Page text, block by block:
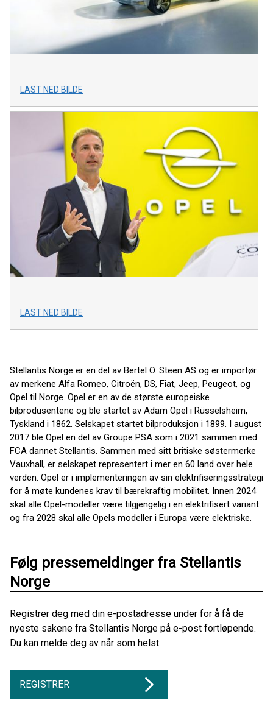
LAST NED BILDE
LAST NED BILDE
Stellantis Norge er en del av Bertel O. Steen AS og er importør
av merkene Alfa Romeo, Citroën, DS, Fiat, Jeep, Peugeot, og
Opel til Norge. Opel er en av de største europeiske
bilprodusentene og ble startet av Adam Opel i Rüsselsheim,
Tyskland i 1862. Selskapet startet bilproduksjon i 1899. I august
2017 ble Opel en del av Groupe PSA som i 2021 sammen med
FCA dannet Stellantis. Sammen med sitt britiske søstermerke
Vauxhall, er selskapet representert i mer en 60 land over hele
verden. Opel er i implementeringen av sin elektrifiseringsstrategi
for å møte kundenes krav til bærekraftig mobilitet. Innen 2024
skal alle Opel-modeller være tilgjengelig i en elektrifisert variant
og fra 2028 skal alle Opels modeller i Europa være elektriske.
Følg pressemeldinger fra Stellantis
Norge
Registrer deg med din e-postadresse under for å få de
nyeste sakene fra Stellantis Norge på e-post fortløpende.
Du kan melde deg av når som helst.
REGISTRER